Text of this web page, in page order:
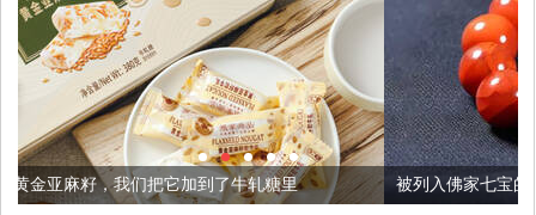
把它加到了牛轧糖里 被列入佛家七宝的它到底有多美？